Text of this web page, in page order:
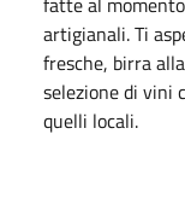
artigianali. Ti
fresche, birra
selezione di vini
quelli locali.